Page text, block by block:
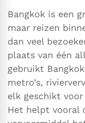
Bangkok is een
maar reizen
dan veel
plaats van één
gebruikt
metro’s,
elk geschikt
Het helpt vooral